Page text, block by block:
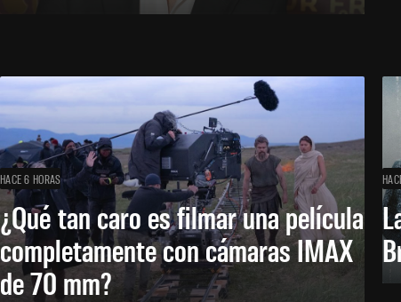
HACE 6 HORAS
¿Qué tan caro es filmar una película
completamente con cámaras IMAX
de 70 mm?